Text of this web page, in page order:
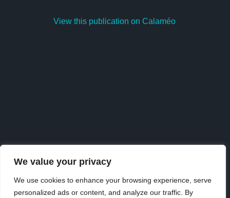
We value your privacy
We use cookies to enhance your browsing experience, serve
personalized ads or content, and analyze our traffic. By
View this publication on Calaméo
Publish atCalaméoor browsethe library.